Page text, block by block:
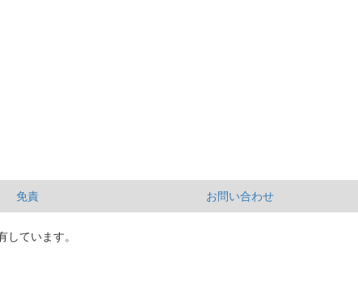
免責 お問い合わせ
ています。